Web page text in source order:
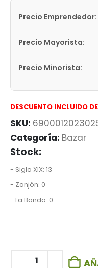
Precio Emprendedor:
Precio Mayorista:
Precio Minorista:
DESCUENTO INCLUIDO
SKU:
Categoría: Bazar
Stock:
- Siglo XIX: 13
- Zanjón: 0
- La Banda: 0